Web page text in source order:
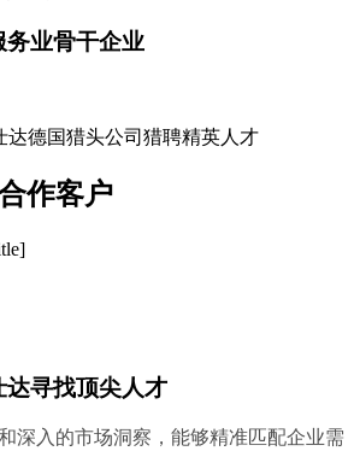
业骨干企业
达德国猎头公司猎聘精英人才
作客户
寻找顶尖人才
深入的市场洞察，能够精准匹配企业需